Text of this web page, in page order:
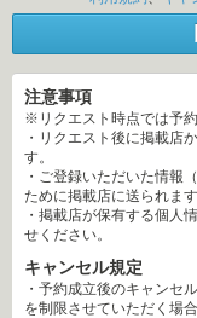
注意事項
※リクエスト時点では予
・リクエスト後に掲載店
す。
・ご登録いただいた情報
ために掲載店に送られます
・掲載店が保有する個人
せください。
キャンセル規定
・予約成立後のキャンセ
を制限させていただく場